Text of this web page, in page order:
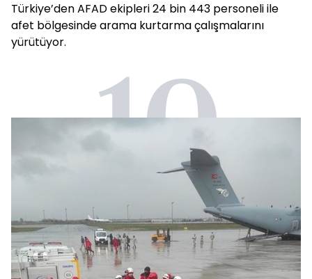
Türkiye’den AFAD ekipleri 24 bin 443 personeli ile
afet bölgesinde arama kurtarma çalışmalarını
yürütüyor.
10